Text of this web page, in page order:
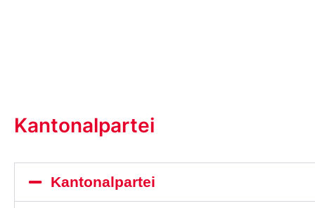
Kantonalpartei
Kantonalpartei